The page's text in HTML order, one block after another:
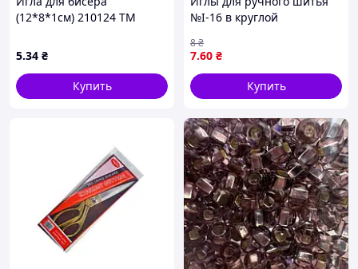
(12*8*1см) 210124 ТМ
5.34 ₴
Купить
№І-16 в круглой
7.60 ₴
8₴
Купить